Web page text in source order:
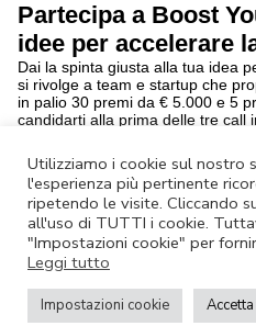
Utilizziamo i cookie sul nostro
l'esperienza più pertinente
ripetendo le visite. Cliccando
all'uso di TUTTI i cookie.
"Impostazioni cookie" per
Leggi tutto
Impostazioni cookie
Partecipa a Boost
idee per accelerare
Dai la spinta giusta alla tua idea
si rivolge a team e startup che
in palio 30 premi da € 5.000 e 5
candidarti alla prima delle tre call
continua a leggere
Annulla Iscrizione
Non rispondere a questa
© Lazio Innova SpA – Via
06.60.51.60 –